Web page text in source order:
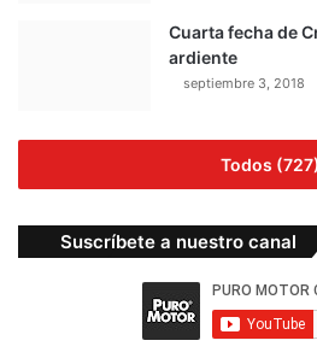
Cuarta fecha de
ardiente
septiembre 3, 2018
Todos (727)
Suscríbete a nuestro canal